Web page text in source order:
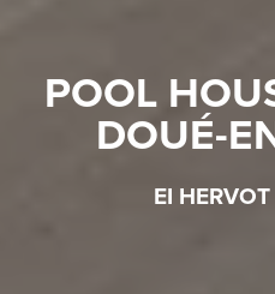
POOL
DOUÉ-
EI